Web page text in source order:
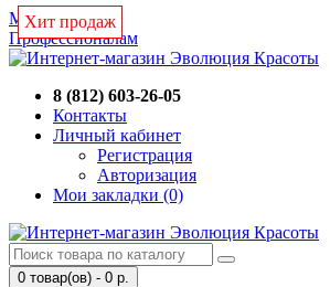
Магазин
Профессионалам
8 (812) 603-26-05
Контакты
Личный кабинет
Регистрация
Авторизация
Мои закладки (0)
0 товар(ов) - 0 р.
Хит продаж
Хит продаж